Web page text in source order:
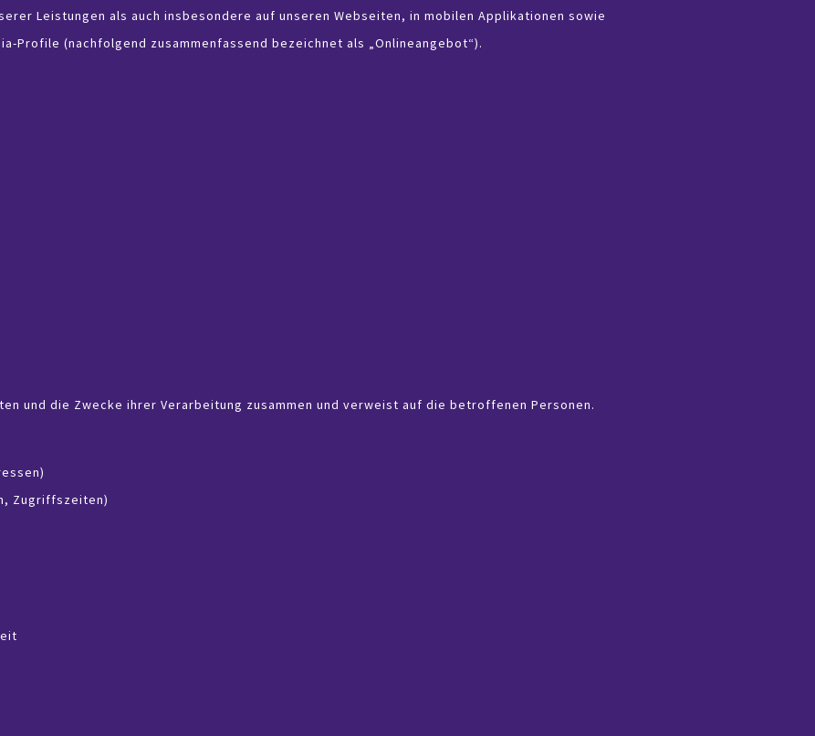
Leistungen als auch insbesondere auf unseren Webseiten, in mobilen Applikationen sowie
Profile (nachfolgend zusammenfassend bezeichnet als „Onlineangebot“).
und die Zwecke ihrer Verarbeitung zusammen und verweist auf die betroffenen Personen.
Zugriffszeiten)